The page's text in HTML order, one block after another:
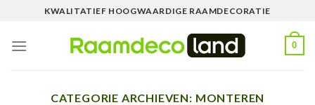
content
KWALITATIEF HOOGWAARDIGE RAAMDECORATIE
0
CATEGORIE ARCHIEVEN: MONTEREN